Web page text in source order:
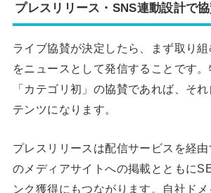
プレスリリース・SNS連動設計で
ライブ協賛が決定したら、まず取り
をニュースとして発信することです。
「カテゴリ初」の協賛であれば、そ
テンツになります。
プレスリリースは配信サービスを経
のメディアサイトへの掲載とともに
ンク獲得にもつながります。自社ド